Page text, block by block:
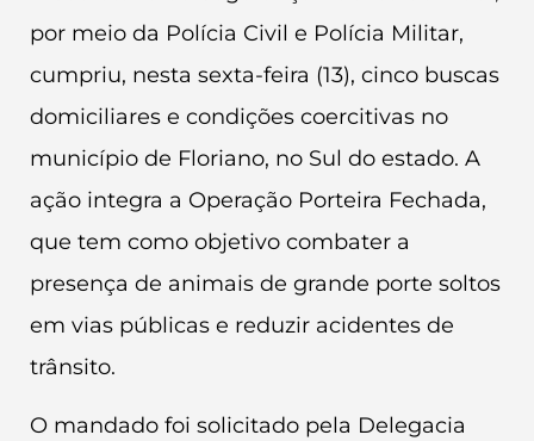
por meio da Polícia Civil e Polícia Militar,
cumpriu, nesta sexta-feira (13), cinco buscas
domiciliares e condições coercitivas no
município de Floriano, no Sul do estado. A
ação integra a Operação Porteira Fechada,
que tem como objetivo combater a
presença de animais de grande porte soltos
em vias públicas e reduzir acidentes de
trânsito.
O mandado foi solicitado pela Delegacia